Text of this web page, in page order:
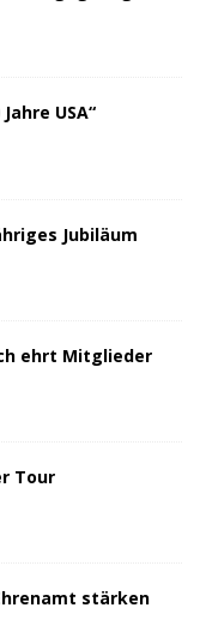
USA“
Jubiläum
ehrt Mitglieder
Tour
stärken